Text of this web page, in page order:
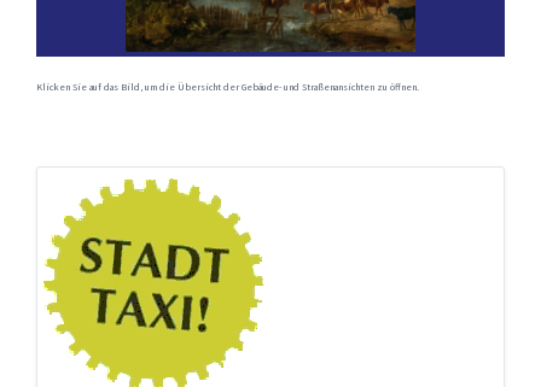
Klicken Sie auf das Bild, um die Übersicht der Gebäude- und Straßenansichten zu öffnen.